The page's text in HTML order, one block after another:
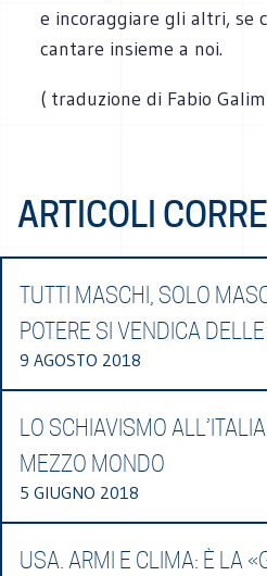
e incoraggiare gli altri, se
cantare insieme a noi.
( traduzione di Fabio
ARTICOLI
TUTTI MASCHI, SOLO
POTERE SI VENDICA
9 AGOSTO 2018
LO SCHIAVISMO
MEZZO MONDO
5 GIUGNO 2018
USA. ARMI E CLIMA: È LA